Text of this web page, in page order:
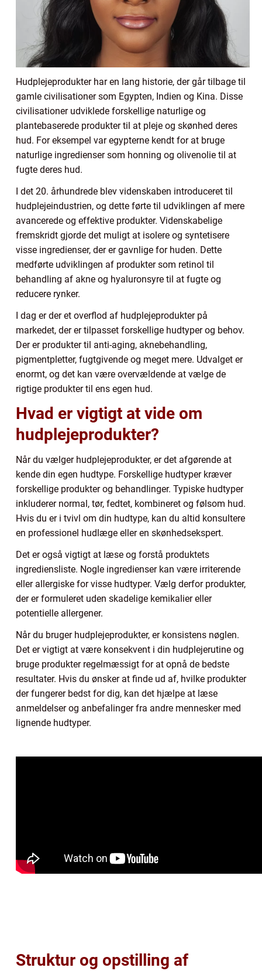
Hudplejeprodukter har en lang historie, der går tilbage til
gamle civilisationer som Egypten, Indien og Kina. Disse
civilisationer udviklede forskellige naturlige og
plantebaserede produkter til at pleje og skønhed deres
hud. For eksempel var egypterne kendt for at bruge
naturlige ingredienser som honning og olivenolie til at
fugte deres hud.
I det 20. århundrede blev videnskaben introduceret til
hudplejeindustrien, og dette førte til udviklingen af mere
avancerede og effektive produkter. Videnskabelige
fremskridt gjorde det muligt at isolere og syntetisere
visse ingredienser, der er gavnlige for huden. Dette
medførte udviklingen af produkter som retinol til
behandling af akne og hyaluronsyre til at fugte og
reducere rynker.
I dag er der et overflod af hudplejeprodukter på
markedet, der er tilpasset forskellige hudtyper og behov.
Der er produkter til anti-aging, aknebehandling,
pigmentpletter, fugtgivende og meget mere. Udvalget er
enormt, og det kan være overvældende at vælge de
rigtige produkter til ens egen hud.
Hvad er vigtigt at vide om
hudplejeprodukter?
Når du vælger hudplejeprodukter, er det afgørende at
kende din egen hudtype. Forskellige hudtyper kræver
forskellige produkter og behandlinger. Typiske hudtyper
inkluderer normal, tør, fedtet, kombineret og følsom hud.
Hvis du er i tvivl om din hudtype, kan du altid konsultere
en professionel hudlæge eller en skønhedsekspert.
Det er også vigtigt at læse og forstå produktets
ingrediensliste. Nogle ingredienser kan være irriterende
eller allergiske for visse hudtyper. Vælg derfor produkter,
der er formuleret uden skadelige kemikalier eller
potentielle allergener.
Når du bruger hudplejeprodukter, er konsistens nøglen.
Det er vigtigt at være konsekvent i din hudplejerutine og
bruge produkter regelmæssigt for at opnå de bedste
resultater. Hvis du ønsker at finde ud af, hvilke produkter
der fungerer bedst for dig, kan det hjælpe at læse
anmeldelser og anbefalinger fra andre mennesker med
lignende hudtyper.
Struktur og opstilling af